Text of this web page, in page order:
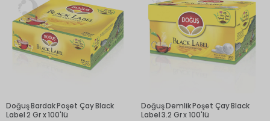
Doğuş Bardak Poşet Çay Black
Label 2 Gr x 100'lü
Doğuş Demlik Poşet Çay Black
Label 3.2 Gr x 100'lü